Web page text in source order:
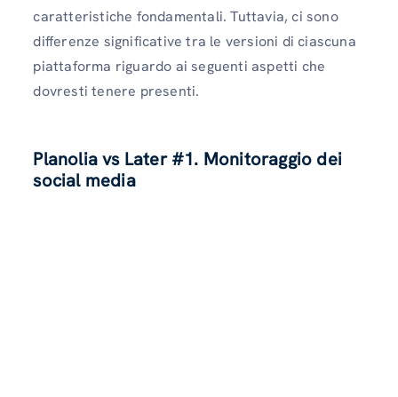
caratteristiche fondamentali. Tuttavia, ci sono
differenze significative tra le versioni di ciascuna
piattaforma riguardo ai seguenti aspetti che
dovresti tenere presenti.
Planolia vs Later #1. Monitoraggio dei
social media